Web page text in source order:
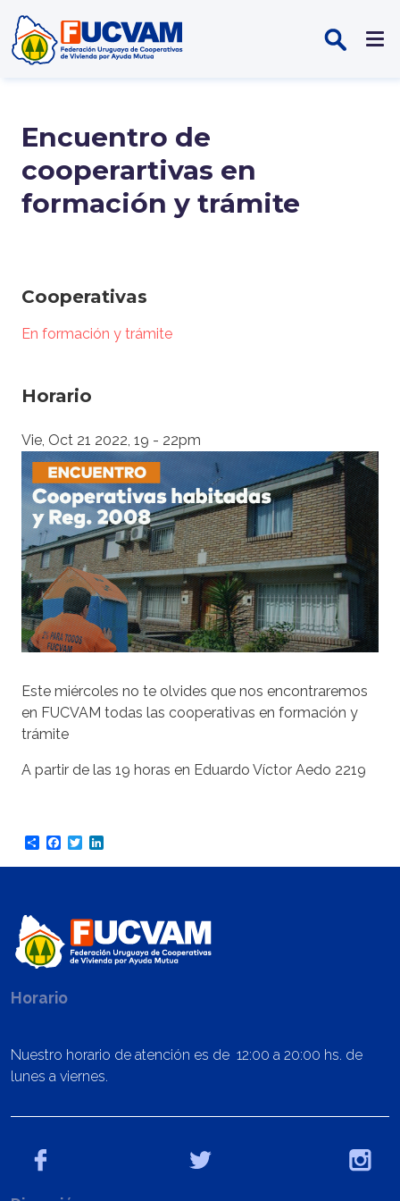
Encuentro de
cooperartivas en
formación y trámite
Cooperativas
En formación y trámite
Horario
Vie, Oct 21 2022, 19 - 22pm
Este miércoles no te olvides que nos encontraremos
en FUCVAM todas las cooperativas en formación y
trámite
A partir de las 19 horas en Eduardo Víctor Aedo 2219
ShareFacebook
Twitter
Horario
Nuestro horario de atención es de 12:00 a 20:00 hs. de
lunes a viernes.